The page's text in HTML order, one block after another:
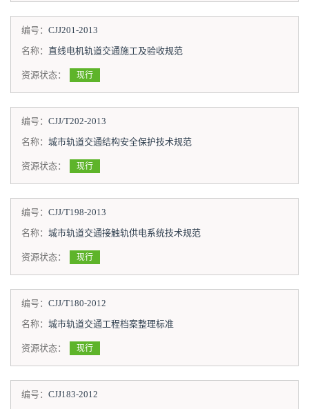
编号： CJJ201-2013
名称： 直线电机轨道交通施工及验收规范
资源状态： 现行
编号： CJJ/T202-2013
名称： 城市轨道交通结构安全保护技术规范
资源状态： 现行
编号： CJJ/T198-2013
名称： 城市轨道交通接触轨供电系统技术规范
资源状态： 现行
编号： CJJ/T180-2012
名称： 城市轨道交通工程档案整理标准
资源状态： 现行
编号： CJJ183-2012